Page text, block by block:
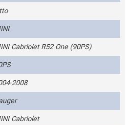
Cabriolet R52 One (90PS)
2008
Cabriolet